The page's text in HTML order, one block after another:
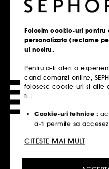
Adauga in cos
Cele mai populare
Descoperă cele mai
momentului.
Folosim cookie-uri
personalizata (reclame
ul nostru.
Pentru a-ti oferi o
cand comanzi online,
folosesc cookie-uri si alte
fi :
Cookie-uri tehnice :
a-ti permite sa
ului. Acestea sunt
CITESTE MAI MULT